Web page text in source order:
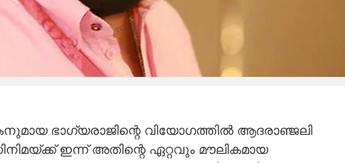
ഭാഗ്യരാജിന്റെ വിയോഗത്തിൽ ആദരാഞ്ജലി
ഇന്ന് അതിന്റെ ഏറ്റവും മൗലികമായ